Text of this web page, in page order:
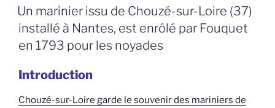
LE
Un marinier issu de Chouzé-sur-Loire (37)
installé à Nantes, est enrôlé par Fouquet
en 1793 pour les noyades
Introduction
Chouzé-sur-Loire garde le souvenir des mariniers de